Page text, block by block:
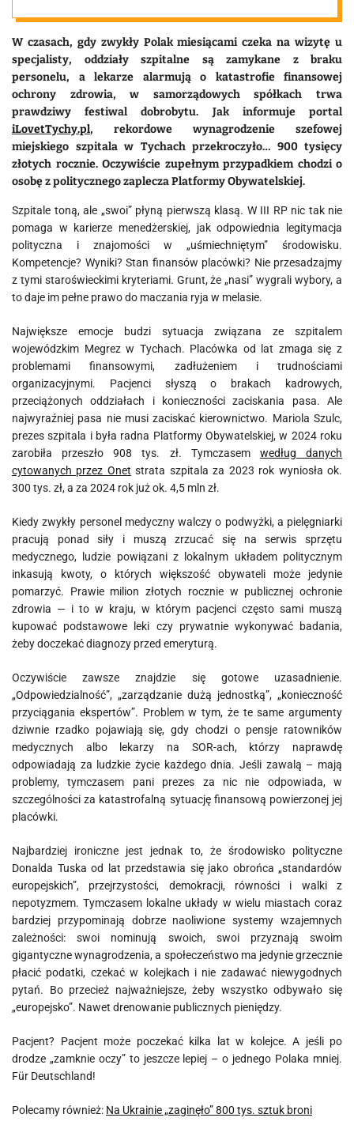
W czasach, gdy zwykły Polak miesiącami czeka na wizytę u
specjalisty, oddziały szpitalne są zamykane z braku
personelu, a lekarze alarmują o katastrofie finansowej
ochrony zdrowia, w samorządowych spółkach trwa
prawdziwy festiwal dobrobytu. Jak informuje portal
iLovetTychy.pl, rekordowe wynagrodzenie szefowej
miejskiego szpitala w Tychach przekroczyło… 900 tysięcy
złotych rocznie. Oczywiście zupełnym przypadkiem chodzi o
osobę z politycznego zaplecza Platformy Obywatelskiej.
Szpitale toną, ale „swoi” płyną pierwszą klasą. W III RP nic tak nie
pomaga w karierze menedżerskiej, jak odpowiednia legitymacja
polityczna i znajomości w „uśmiechniętym” środowisku.
Kompetencje? Wyniki? Stan finansów placówki? Nie przesadzajmy
z tymi staroświeckimi kryteriami. Grunt, że „nasi” wygrali wybory, a
to daje im pełne prawo do maczania ryja w melasie.
Największe emocje budzi sytuacja związana ze szpitalem
wojewódzkim Megrez w Tychach. Placówka od lat zmaga się z
problemami finansowymi, zadłużeniem i trudnościami
organizacyjnymi. Pacjenci słyszą o brakach kadrowych,
przeciążonych oddziałach i konieczności zaciskania pasa. Ale
najwyraźniej pasa nie musi zaciskać kierownictwo. Mariola Szulc,
prezes szpitala i była radna Platformy Obywatelskiej, w 2024 roku
zarobiła przeszło 908 tys. zł. Tymczasem według danych
cytowanych przez Onet strata szpitala za 2023 rok wyniosła ok.
300 tys. zł, a za 2024 rok już ok. 4,5 mln zł.
Kiedy zwykły personel medyczny walczy o podwyżki, a pielęgniarki
pracują ponad siły i muszą zrzucać się na serwis sprzętu
medycznego, ludzie powiązani z lokalnym układem politycznym
inkasują kwoty, o których większość obywateli może jedynie
pomarzyć. Prawie milion złotych rocznie w publicznej ochronie
zdrowia — i to w kraju, w którym pacjenci często sami muszą
kupować podstawowe leki czy prywatnie wykonywać badania,
żeby doczekać diagnozy przed emeryturą.
Oczywiście zawsze znajdzie się gotowe uzasadnienie.
„Odpowiedzialność”, „zarządzanie dużą jednostką”, „konieczność
przyciągania ekspertów”. Problem w tym, że te same argumenty
dziwnie rzadko pojawiają się, gdy chodzi o pensje ratowników
medycznych albo lekarzy na SOR-ach, którzy naprawdę
odpowiadają za ludzkie życie każdego dnia. Jeśli zawalą – mają
problemy, tymczasem pani prezes za nic nie odpowiada, w
szczególności za katastrofalną sytuację finansową powierzonej jej
placówki.
Najbardziej ironiczne jest jednak to, że środowisko polityczne
Donalda Tuska od lat przedstawia się jako obrońca „standardów
europejskich”, przejrzystości, demokracji, równości i walki z
nepotyzmem. Tymczasem lokalne układy w wielu miastach coraz
bardziej przypominają dobrze naoliwione systemy wzajemnych
zależności: swoi nominują swoich, swoi przyznają swoim
gigantyczne wynagrodzenia, a społeczeństwo ma jedynie grzecznie
płacić podatki, czekać w kolejkach i nie zadawać niewygodnych
pytań. Bo przecież najważniejsze, żeby wszystko odbywało się
„europejsko”. Nawet drenowanie publicznych pieniędzy.
Pacjent? Pacjent może poczekać kilka lat w kolejce. A jeśli po
drodze „zamknie oczy” to jeszcze lepiej – o jednego Polaka mniej.
Für Deutschland!
Polecamy również: Na Ukrainie „zaginęło” 800 tys. sztuk broni